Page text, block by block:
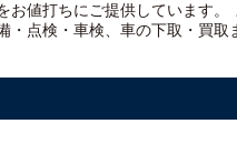
お値打ちに ご提供しています。
点検・車検、車の下取・買取